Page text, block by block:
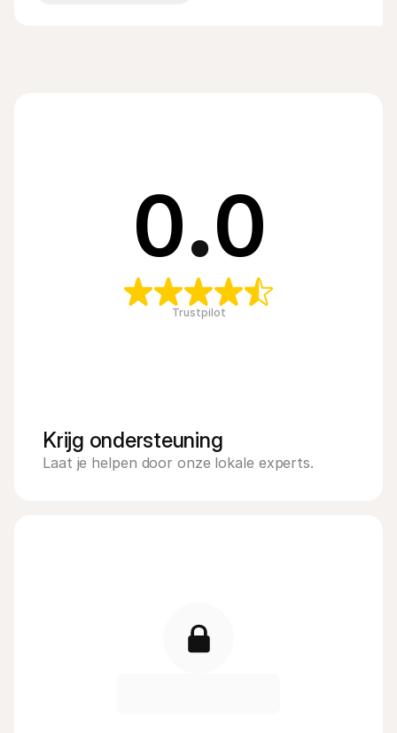
0.0
Trustpilot
Krijg ondersteuning
Laat je helpen door onze lokale experts.